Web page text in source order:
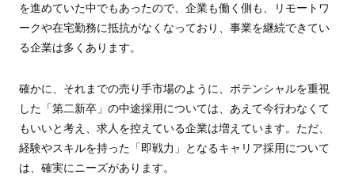
を進めていた中でもあったので、企業も働く側も、リモートワ
ークや在宅勤務に抵抗がなくなっており、事業を継続できてい
る企業は多くあります。
確かに、それまでの売り手市場のように、ポテンシャルを重視
した「第二新卒」の中途採用については、あえて今行わなくて
もいいと考え、求人を控えている企業は増えています。ただ、
経験やスキルを持った「即戦力」となるキャリア採用について
は、確実にニーズがあります。